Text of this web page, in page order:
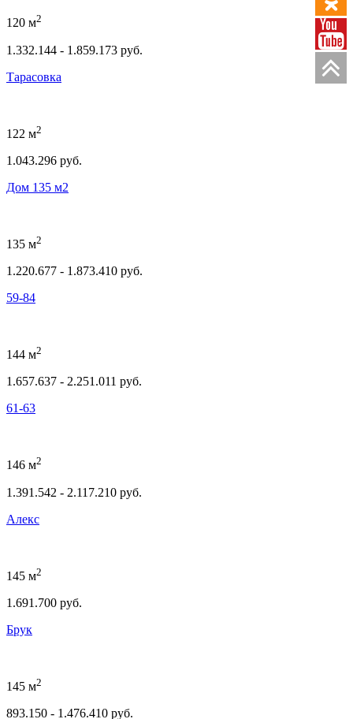
120 м2
1.332.144 - 1.859.173 руб.
Тарасовка
122 м2
1.043.296 руб.
Дом 135 м2
135 м2
1.220.677 - 1.873.410 руб.
59-84
144 м2
1.657.637 - 2.251.011 руб.
61-63
146 м2
1.391.542 - 2.117.210 руб.
Алекс
145 м2
1.691.700 руб.
Брук
145 м2
893.150 - 1.476.410 руб.